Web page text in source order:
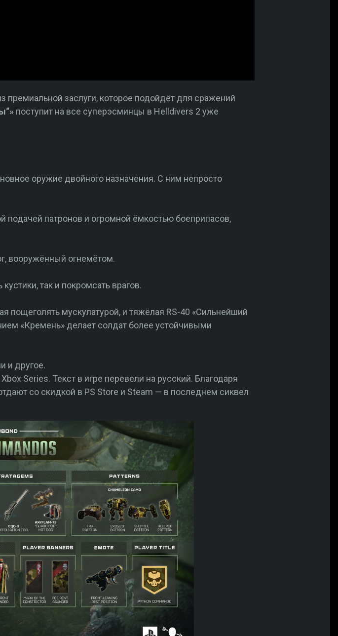
премиальной заслуги, которое подойдёт для сражений
поступит на все суперэсминцы в Helldivers 2 уже
оружие двойного назначения. С ним непросто
подачей патронов и огромной ёмкостью боеприпасов,
вооружённый огнемётом.
так и покромсать врагов.
пощеголять мускулатурой, и тяжёлая RS-40 «Сильнейший
«Кремень» делает солдат более устойчивыми
и другое.
Series. Текст в игре перевели на русский. Благодаря
со скидкой в PS Store и Steam — в последнем сиквел